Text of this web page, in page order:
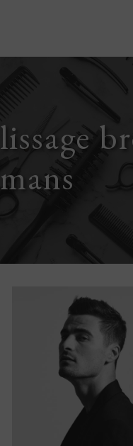
lissage
mans